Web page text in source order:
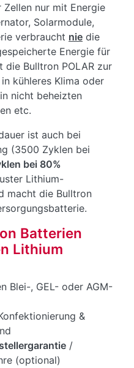
Zellen nur mit Energie
Solarmodule,
verbraucht nie die
Energie für
die Bulltron POLAR zur
in kühleres Klima oder
nicht beheizten
etc.
ist auch bei
(3500 Zyklen bei
bei 80%
Lithium-
macht die Bulltron
Batterien
Lithium
Blei-, GEL- oder AGM-
&
/
(optional)